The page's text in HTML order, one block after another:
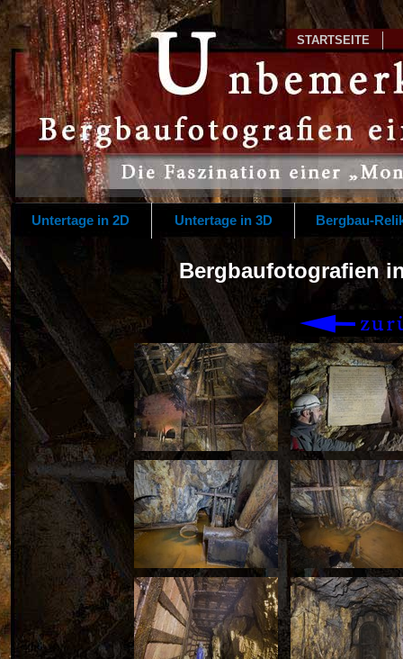
STARTSEITE
Untertage in 2D Untertage in 3D Bergbau-
Bergbaufotografien